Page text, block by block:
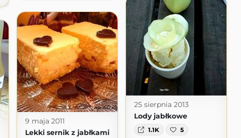
25 sierpnia 2013
Lody jabłkowe
1.1K 5
9 maja 2011
Lekki sernik z jabłkami